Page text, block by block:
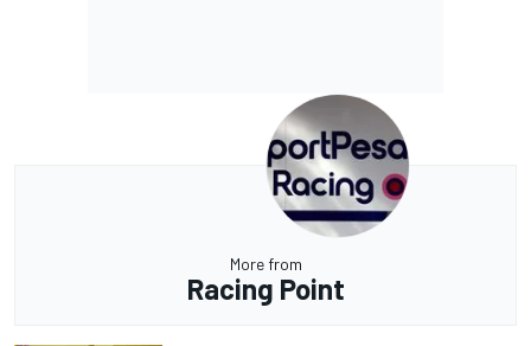
More from
Racing Point